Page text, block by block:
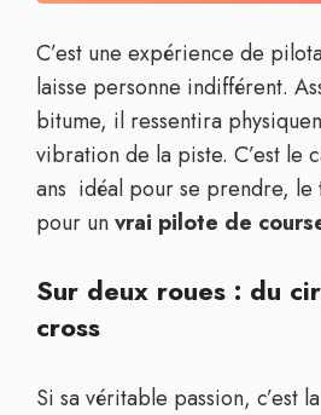
C’est une expérience de
laisse personne indifférent.
bitume, il ressentira
vibration de la piste. C’est le
ans idéal pour se prendre, le
pour unvrai pilote de
Sur deux roues : du
cross
Si sa véritable passion, c’est